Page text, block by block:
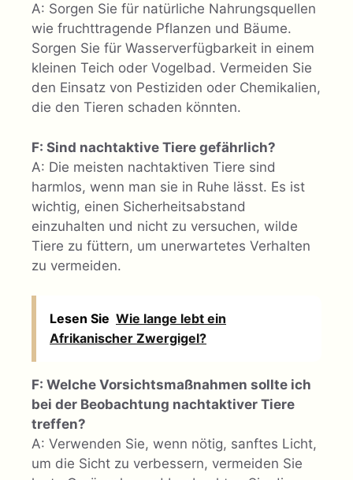
A: Sorgen Sie für natürliche Nahrungsquellen
wie fruchttragende Pflanzen und Bäume.
Sorgen Sie für Wasserverfügbarkeit in einem
kleinen Teich oder Vogelbad. Vermeiden Sie
den Einsatz von Pestiziden oder Chemikalien,
die den Tieren schaden könnten.
F: Sind nachtaktive Tiere gefährlich?
A: Die meisten nachtaktiven Tiere sind
harmlos, wenn man sie in Ruhe lässt. Es ist
wichtig, einen Sicherheitsabstand
einzuhalten und nicht zu versuchen, wilde
Tiere zu füttern, um unerwartetes Verhalten
zu vermeiden.
Lesen Sie Wie lange lebt ein
Afrikanischer Zwergigel?
F: Welche Vorsichtsmaßnahmen sollte ich
bei der Beobachtung nachtaktiver Tiere
treffen?
A: Verwenden Sie, wenn nötig, sanftes Licht,
um die Sicht zu verbessern, vermeiden Sie